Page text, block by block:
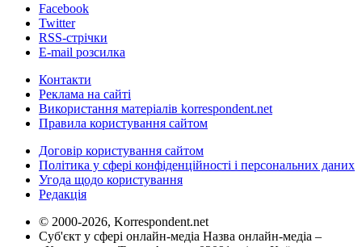
Facebook
Twitter
RSS-стрічки
E-mail розсилка
Контакти
Реклама на сайті
Використання матеріалів korrespondent.net
Правила користування сайтом
Договір користування сайтом
Політика у сфері конфіденційності і персональних даних
Угода щодо користування
Редакція
© 2000-2026, Korrespondent.net
Суб'єкт у сфері онлайн-медіа Назва онлайн-медіа –